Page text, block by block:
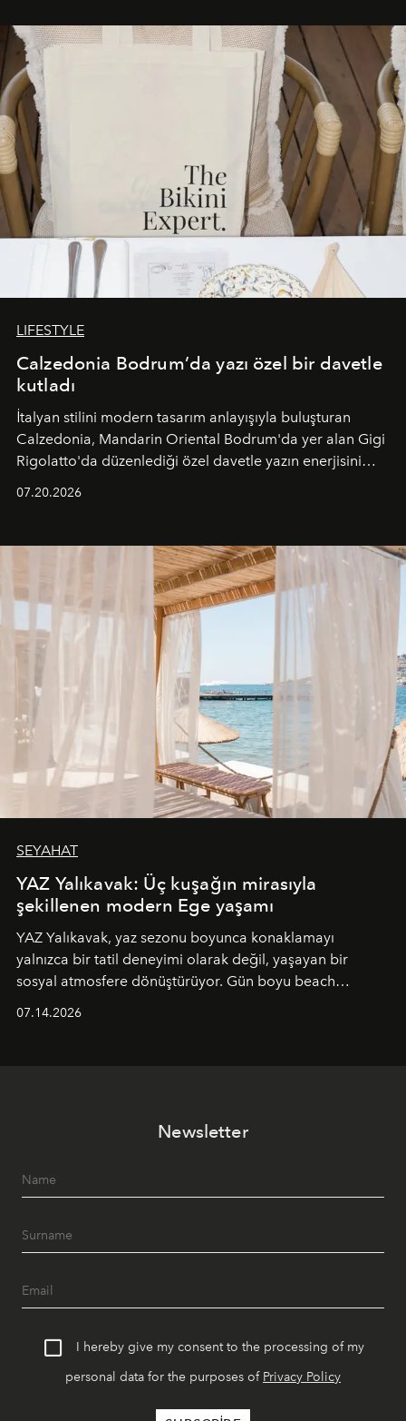
buluşturarak markanın Cavo Tagoo’daki varlığını
sürükleyici ve mevsime özel bir deneyime dönüştürüyor.
LIFESTYLE
Calzedonia Bodrum’da yazı özel bir davetle
kutladı
İtalyan stilini modern tasarım anlayışıyla buluşturan
Calzedonia, Mandarin Oriental Bodrum'da yer alan Gigi
Rigolatto'da düzenlediği özel davetle yazın enerjisini
07.20.2026
SEYAHAT
YAZ Yalıkavak: Üç kuşağın mirasıyla
şekillenen modern Ege yaşamı
YAZ Yalıkavak, yaz sezonu boyunca konaklamayı
yalnızca bir tatil deneyimi olarak değil, yaşayan bir
sosyal atmosfere dönüştürüyor. Gün boyu beach
geceye taşıyarak her hafta farklı bir deneyim sunuyor.
07.14.2026
Newsletter
I hereby give my consent to the processing of my
personal data for the purposes of Privacy Policy